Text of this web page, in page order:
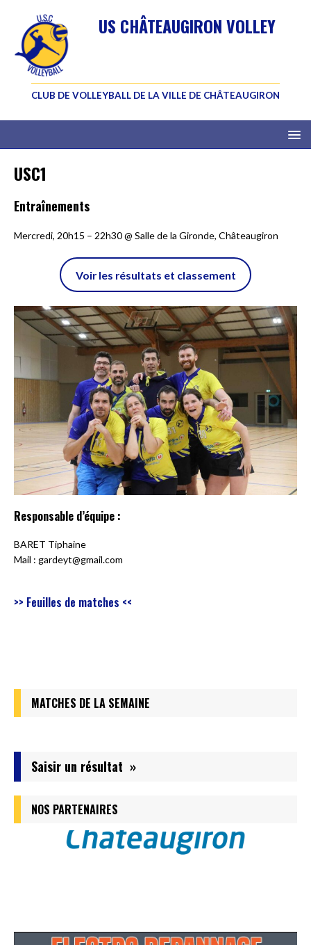
US CHÂTEAUGIRON VOLLEY
CLUB DE VOLLEYBALL DE LA VILLE DE CHÂTEAUGIRON
USC1
Entraînements
Mercredi, 20h15 – 22h30 @ Salle de la Gironde, Châteaugiron
Voir les résultats et classement
Responsable d’équipe :
BARET Tiphaine
Mail : gardeyt@gmail.com
>> Feuilles de matches <<
MATCHES DE LA SEMAINE
Saisir un résultat »
NOS PARTENAIRES